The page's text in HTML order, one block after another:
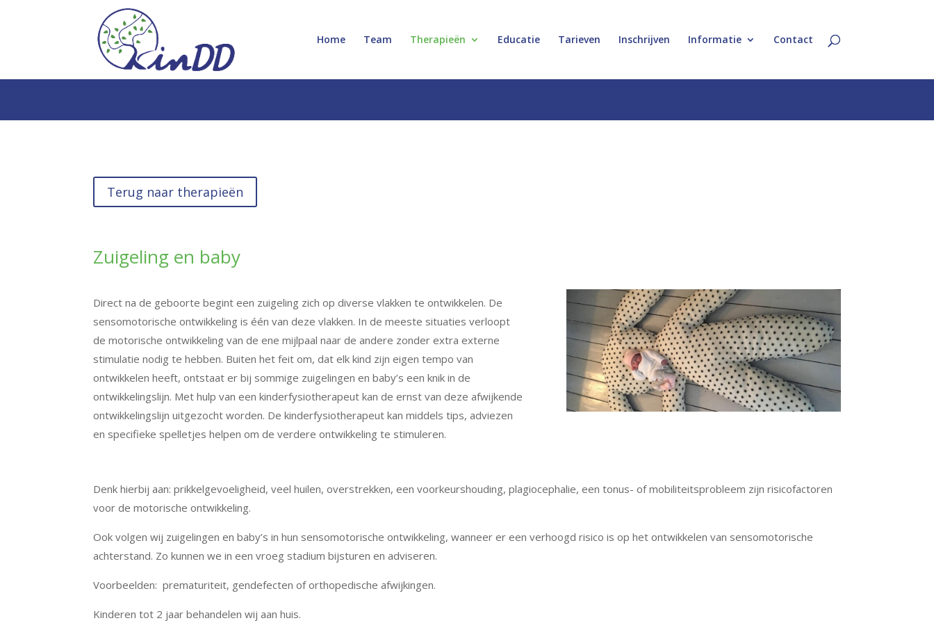
Home Team Therapieën Educatie Tarieven Inschrijven Informatie Contact
Terug naar therapieën
Zuigeling en baby
Direct na de geboorte begint een zuigeling zich op diverse vlakken te ontwikkelen. De
sensomotorische ontwikkeling is één van deze vlakken. In de meeste situaties verloopt
de motorische ontwikkeling van de ene mijlpaal naar de andere zonder extra externe
stimulatie nodig te hebben. Buiten het feit om, dat elk kind zijn eigen tempo van
ontwikkelen heeft, ontstaat er bij sommige zuigelingen en baby’s een knik in de
ontwikkelingslijn. Met hulp van een kinderfysiotherapeut kan de ernst van deze afwijkende
ontwikkelingslijn uitgezocht worden. De kinderfysiotherapeut kan middels tips, adviezen
en specifieke spelletjes helpen om de verdere ontwikkeling te stimuleren.
Denk hierbij aan: prikkelgevoeligheid, veel huilen, overstrekken, een voorkeurshouding, plagiocephalie, een tonus- of mobiliteitsprobleem zijn risicofactoren
voor de motorische ontwikkeling.
Ook volgen wij zuigelingen en baby’s in hun sensomotorische ontwikkeling, wanneer er een verhoogd risico is op het ontwikkelen van sensomotorische
achterstand. Zo kunnen we in een vroeg stadium bijsturen en adviseren.
Voorbeelden: prematuriteit, gendefecten of orthopedische afwijkingen.
Kinderen tot 2 jaar behandelen wij aan huis.